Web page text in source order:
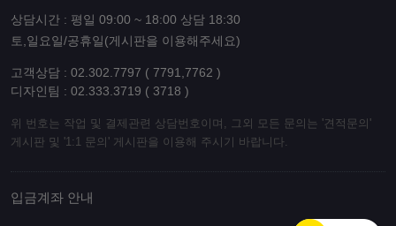
상담시간 : 평일 09:00 ~ 18:00 상담 18:30
토,일요일/공휴일(게시판을 이용해주세요)
고객상담 : 02.302.7797 ( 7791,7762 )
디자인팀 : 02.333.3719 ( 3718 )
위 번호는 작업 및 결제관련 상담번호이며, 그외 모든 문의는 '견적문의'
게시판 및 '1:1 문의' 게시판을 이용해 주시기 바랍니다.
입금계좌 안내